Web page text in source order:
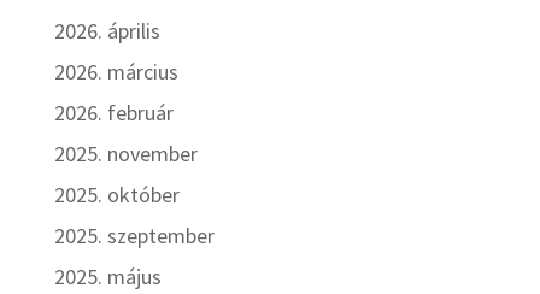
2026. április
2026. március
2026. február
2025. november
2025. október
2025. szeptember
2025. május